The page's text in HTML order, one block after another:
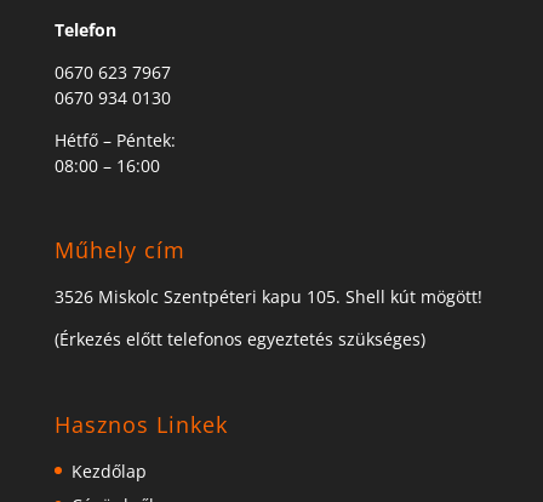
Telefon
0670 623 7967
0670 934 0130
Hétfő – Péntek:
08:00 – 16:00
Műhely cím
3526 Miskolc Szentpéteri kapu 105. Shell kút mögött!
(Érkezés előtt telefonos egyeztetés szükséges)
Hasznos Linkek
Kezdőlap